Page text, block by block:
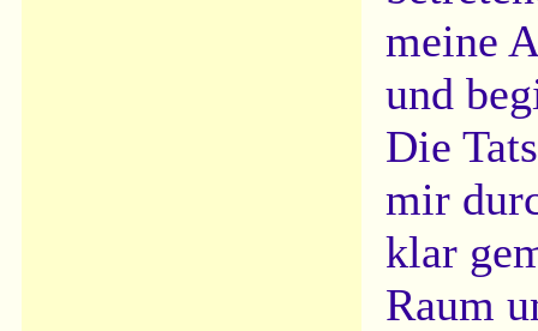
meine
und
Die
mir
klar
Raum